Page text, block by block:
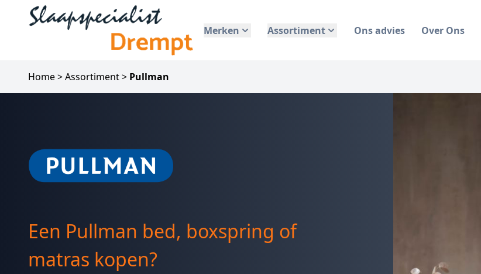
Merken Assortiment Ons advies Over Ons
Home>Assortiment> Pullman
Een Pullman bed, boxspring of
matras kopen?